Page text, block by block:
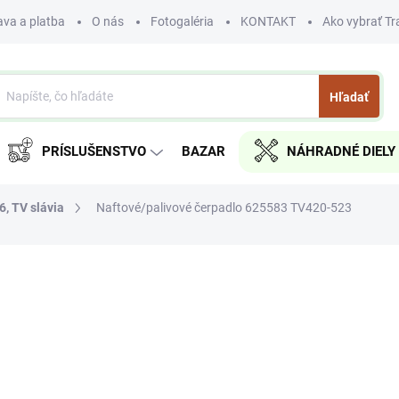
a platba O nás Fotogaléria KONTAKT Ako vybrať
Hľadať
PRÍSLUŠENSTVO BAZAR NÁHRADNÉ DIELY
TV slávia Naftové/palivové čerpadlo 625583 TV420-523